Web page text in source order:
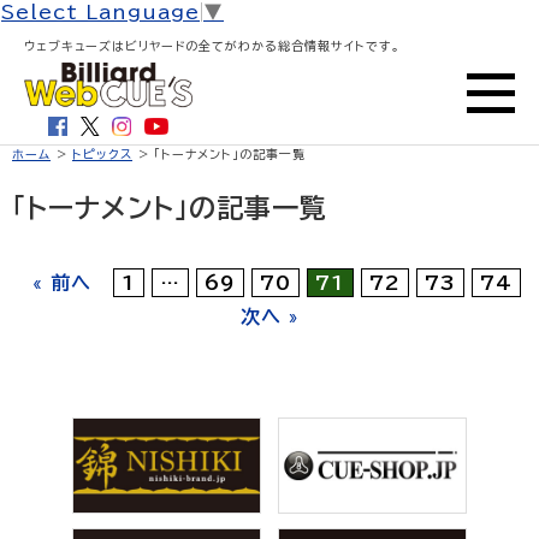
Select Language ▼
ウェブキューズはビリヤードの全てがわかる総合情報サイトです。
ホーム > トピックス > 「トーナメント」の記事一覧
「トーナメント」の記事一覧
« 前へ 1 … 69 70 71 72 73
74
次へ »